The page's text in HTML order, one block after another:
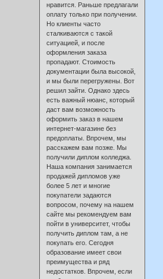
нравится. Раньше предлагали
оплату только при получении.
Но клиенты часто
сталкиваются с такой
ситуацией, и после
оформления заказа
пропадают. Стоимость
документации была высокой,
и мы были перегружены. Вот
решил зайти. Однако здесь
есть важный нюанс, который
даст вам возможность
оформить заказ в нашем
интернет-магазине без
предоплаты. Впрочем, мы
расскажем вам позже. Мы
получили диплом колледжа.
Наша компания занимается
продажей дипломов уже
более 5 лет и многие
покупатели задаются
вопросом, почему на нашем
сайте мы рекомендуем вам
пойти в университет, чтобы
получить диплом там, а не
покупать его. Сегодня
образование имеет свои
преимущества и ряд
недостатков. Впрочем, если